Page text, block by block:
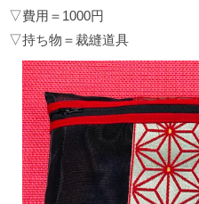
▽費用＝1000円
▽持ち物＝裁縫道具